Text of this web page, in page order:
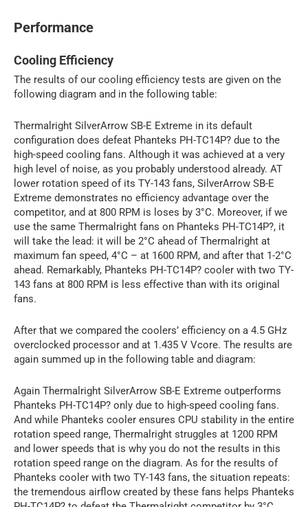
Performance
Cooling Efficiency
The results of our cooling efficiency tests are given on the
following diagram and in the following table:
Thermalright SilverArrow SB-E Extreme in its default
configuration does defeat Phanteks PH-TC14P? due to the
high-speed cooling fans. Although it was achieved at a very
high level of noise, as you probably understood already. AT
lower rotation speed of its TY-143 fans, SilverArrow SB-E
Extreme demonstrates no efficiency advantage over the
competitor, and at 800 RPM is loses by 3°C. Moreover, if we
use the same Thermalright fans on Phanteks PH-TC14P?, it
will take the lead: it will be 2°C ahead of Thermalright at
maximum fan speed, 4°C – at 1600 RPM, and after that 1-2°C
ahead. Remarkably, Phanteks PH-TC14P? cooler with two TY-
143 fans at 800 RPM is less effective than with its original
fans.
After that we compared the coolers’ efficiency on a 4.5 GHz
overclocked processor and at 1.435 V Vcore. The results are
again summed up in the following table and diagram:
Again Thermalright SilverArrow SB-E Extreme outperforms
Phanteks PH-TC14P? only due to high-speed cooling fans.
And while Phanteks cooler ensures CPU stability in the entire
rotation speed range, Thermalright struggles at 1200 RPM
and lower speeds that is why you do not the results in this
rotation speed range on the diagram. As for the results of
Phanteks cooler with two TY-143 fans, the situation repeats:
the tremendous airflow created by these fans helps Phanteks